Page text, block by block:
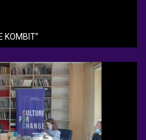
KOMBIT”